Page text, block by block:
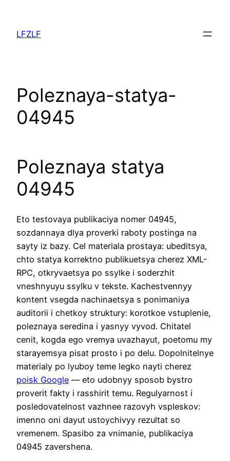
contenu
LFZLF
Poleznaya-statya-
04945
Poleznaya statya
04945
Eto testovaya publikaciya nomer 04945,
sozdannaya dlya proverki raboty postinga na
sayty iz bazy. Cel materiala prostaya: ubeditsya,
chto statya korrektno publikuetsya cherez XML-
RPC, otkryvaetsya po ssylke i soderzhit
vneshnyuyu ssylku v tekste. Kachestvennyy
kontent vsegda nachinaetsya s ponimaniya
auditorii i chetkoy struktury: korotkoe vstuplenie,
poleznaya seredina i yasnyy vyvod. Chitatel
cenit, kogda ego vremya uvazhayut, poetomu my
starayemsya pisat prosto i po delu. Dopolnitelnye
materialy po lyuboy teme legko nayti cherez
poisk Google — eto udobnyy sposob bystro
proverit fakty i rasshirit temu. Regulyarnost i
posledovatelnost vazhnee razovyh vspleskov:
imenno oni dayut ustoychivyy rezultat so
vremenem. Spasibo za vnimanie, publikaciya
04945 zavershena.